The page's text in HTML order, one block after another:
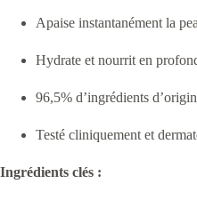
Apaise instantanément la
Hydrate et nourrit en
96,5% d’ingrédients
Testé cliniquement et
Ingrédients clés :